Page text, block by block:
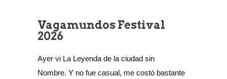
Vagamundos Festival
2026
Ayer vi La Leyenda de la ciudad sin
Nombre. Y no fue casual, me costó bastante